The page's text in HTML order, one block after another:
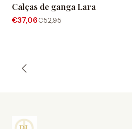
-30% OFF
Calças de ganga Lara
€37,06€52,95